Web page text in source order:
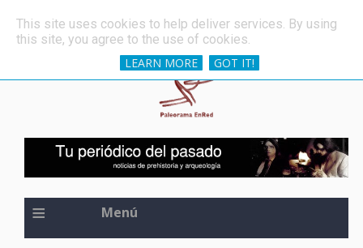
≡ Menú
This site uses cookies to help deliver services. By using
this site, you agree to the use of cookies.
LEARN MORE
GOT IT!